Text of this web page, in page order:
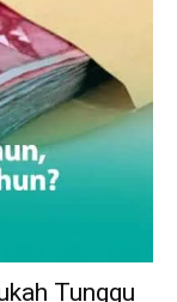
Tunggu